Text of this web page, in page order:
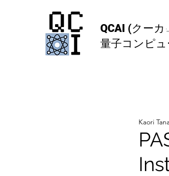
QCAI (クーカ
量子コンピ
Kaori